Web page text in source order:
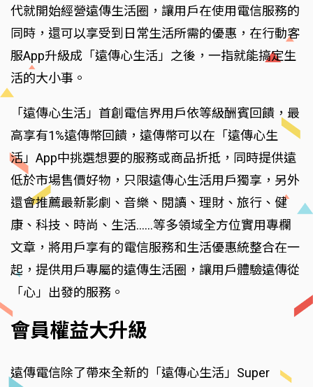
代就開始經營遠傳生活圈，讓用戶在使用電信服務的
同時，還可以享受到日常生活所需的優惠，在行動客
服App升級成「遠傳心生活」之後，一指就能搞定生
活的大小事。
「遠傳心生活」首創電信界用戶依等級酬賓回饋，最
高享有1%遠傳幣回饋，遠傳幣可以在「遠傳心生
活」App中挑選想要的服務或商品折抵，同時提供遠
低於市場售價好物，只限遠傳心生活用戶獨享，另外
還會推薦最新影劇、音樂、閱讀、理財、旅行、健
康、科技、時尚、生活……等多領域全方位實用專欄
文章，將用戶享有的電信服務和生活優惠統整合在一
起，提供用戶專屬的遠傳生活圈，讓用戶體驗遠傳從
「心」出發的服務。
會員權益大升級
遠傳電信除了帶來全新的「遠傳心生活」Super